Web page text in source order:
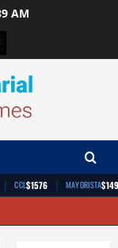
AM
| CCL$1576 | MAYORISTA